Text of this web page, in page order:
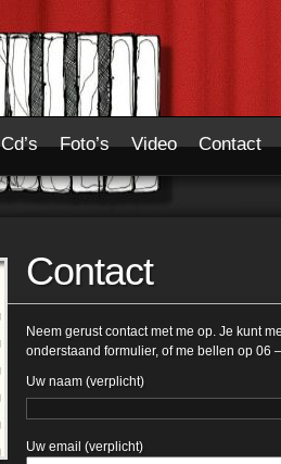
Cd’s Foto’s Video Contact
Contact
Neem gerust contact met me op. Je kunt
onderstaand formulier, of me bellen op 06
Uw naam (verplicht)
Uw email (verplicht)